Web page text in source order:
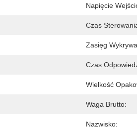
Napięcie
Czas
Zasięg
Czas
Wielkość
Waga Brutto:
Nazwisko: